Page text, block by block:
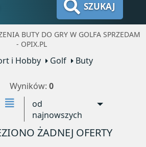
SZUKAJ
BUTY DO GRY W GOLFA SPRZEDAM
- OPIX.PL
i Hobby Golf Buty
Wyników: 0
od
najnowszych
ŻADNEJ OFERTY